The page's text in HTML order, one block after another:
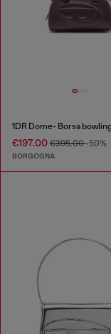
€197.00 €395.00-50%
BORGOGNA